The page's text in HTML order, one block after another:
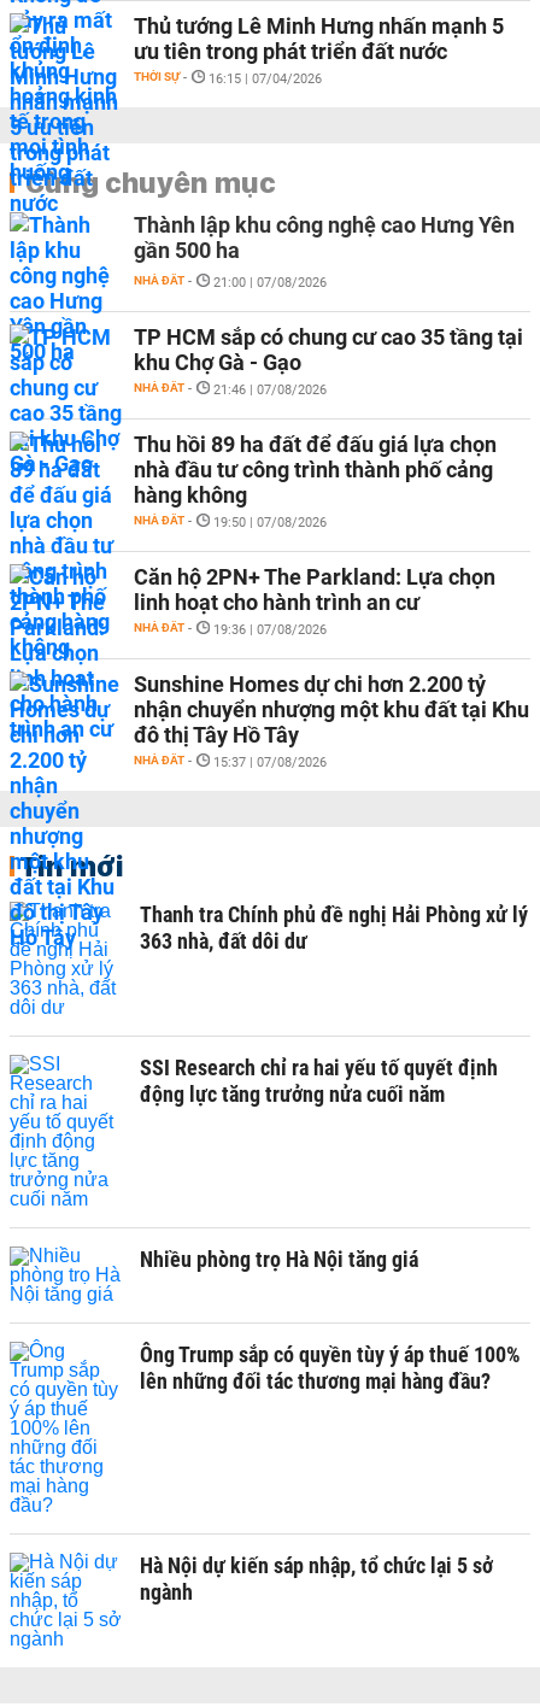
Thủ tướng Lê Minh Hưng nhấn mạnh 5
ưu tiên trong phát triển đất nước
THỜI SỰ - 16:15 | 07/04/2026
Cùng chuyên mục
Thành lập khu công nghệ cao Hưng Yên
gần 500 ha
NHÀ ĐẤT - 21:00 | 07/08/2026
TP HCM sắp có chung cư cao 35 tầng tại
khu Chợ Gà - Gạo
NHÀ ĐẤT - 21:46 | 07/08/2026
Thu hồi 89 ha đất để đấu giá lựa chọn
nhà đầu tư công trình thành phố cảng
hàng không
NHÀ ĐẤT - 19:50 | 07/08/2026
Căn hộ 2PN+ The Parkland: Lựa chọn
linh hoạt cho hành trình an cư
NHÀ ĐẤT - 19:36 | 07/08/2026
Sunshine Homes dự chi hơn 2.200 tỷ
nhận chuyển nhượng một khu đất tại Khu
đô thị Tây Hồ Tây
NHÀ ĐẤT - 15:37 | 07/08/2026
Tin mới
Thanh tra Chính phủ đề nghị Hải Phòng xử lý
363 nhà, đất dôi dư
SSI Research chỉ ra hai yếu tố quyết định
động lực tăng trưởng nửa cuối năm
Nhiều phòng trọ Hà Nội tăng giá
Ông Trump sắp có quyền tùy ý áp thuế 100%
lên những đối tác thương mại hàng đầu?
Hà Nội dự kiến sáp nhập, tổ chức lại 5 sở
ngành